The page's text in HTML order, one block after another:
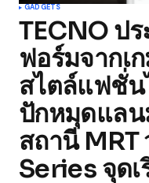
GADGETS
TECNO ป
ฟอร์มจากเ
สไตล์แฟชั่น
ปักหมุดแลน
สถานี MRT
Series จุด